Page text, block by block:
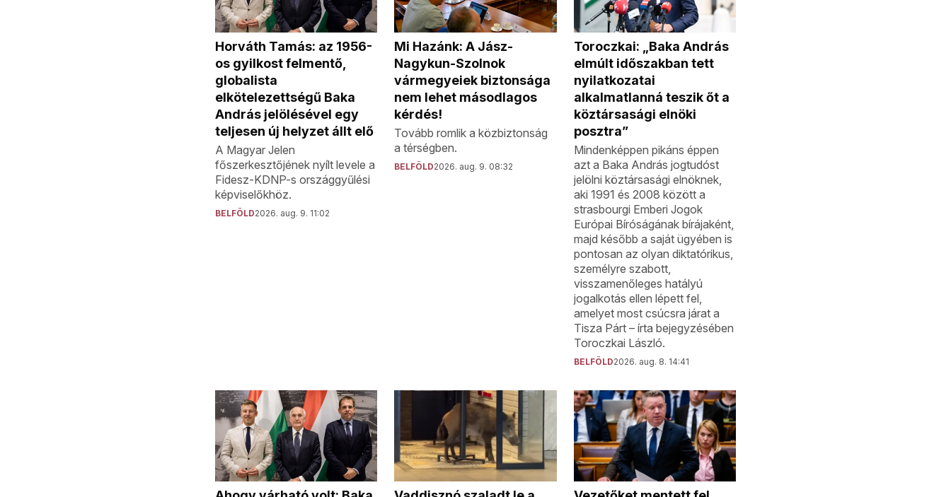
Horváth Tamás: az 1956-
os gyilkost felmentő,
globalista
elkötelezettségű Baka
András jelölésével egy
teljesen új helyzet állt elő
A Magyar Jelen
főszerkesztőjének nyílt levele a
Fidesz-KDNP-s országgyűlési
képviselőkhöz.
BELFÖLD2026. aug. 9. 11:02
Mi Hazánk: A Jász-
Nagykun-Szolnok
vármegyeiek biztonsága
nem lehet másodlagos
kérdés!
Tovább romlik a közbiztonság
a térségben.
BELFÖLD2026. aug. 9. 08:32
Toroczkai: „Baka András
elmúlt időszakban tett
nyilatkozatai
alkalmatlanná teszik őt a
köztársasági elnöki
posztra”
Mindenképpen pikáns éppen
azt a Baka András jogtudóst
jelölni köztársasági elnöknek,
aki 1991 és 2008 között a
strasbourgi Emberi Jogok
Európai Bíróságának bírájaként,
majd később a saját ügyében is
pontosan az olyan diktatórikus,
személyre szabott,
visszamenőleges hatályú
jogalkotás ellen lépett fel,
amelyet most csúcsra járat a
Tisza Párt – írta bejegyzésében
Toroczkai László.
BELFÖLD2026. aug. 8. 14:41